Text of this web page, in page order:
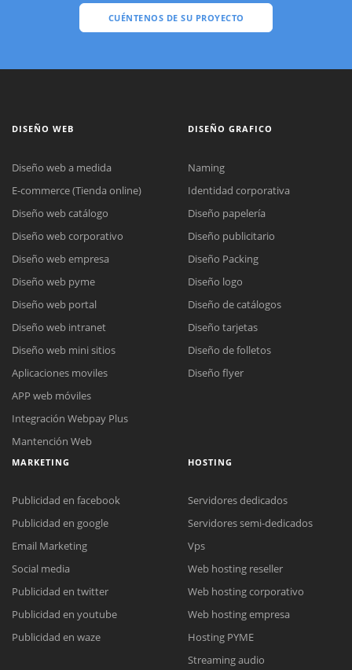
CUÉNTENOS DE SU PROYECTO
Reunión online
Meet para la reunión online.
Cotización
Chat Online
Todos nuestros ejecutivos están fuera de línea. Complete el formulario
DISEÑO WEB
Diseño web a medida
E-commerce (Tienda online)
Diseño web catálogo
Diseño web corporativo
Diseño web empresa
Diseño web pyme
Diseño web portal
Diseño web intranet
Diseño web mini sitios
Aplicaciones moviles
APP web móviles
Integración Webpay Plus
Mantención Web
DISEÑO GRAFICO
Naming
Identidad corporativa
Diseño papelería
Diseño publicitario
Diseño Packing
Diseño logo
Diseño de catálogos
Diseño tarjetas
Diseño de folletos
Diseño flyer
MARKETING
Publicidad en facebook
Publicidad en google
Email Marketing
Social media
Publicidad en twitter
Publicidad en youtube
Publicidad en waze
HOSTING
Servidores dedicados
Servidores semi-dedicados
Vps
Web hosting reseller
Web hosting corporativo
Web hosting empresa
Hosting PYME
Streaming audio